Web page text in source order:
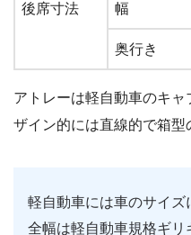
後席寸法 幅
奥行き
アトレーは軽自動車のキ
ザイン的には直線的で箱型
軽自動車には車のサイ
全幅は軽自動車規格ギ